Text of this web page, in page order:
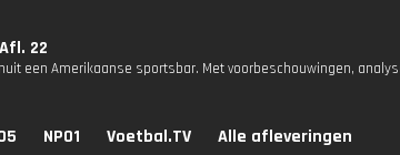
22
een Amerikaanse sportsbar. Met voorbeschouwingen,
NPO1 Voetbal.TV Alle afleveringen